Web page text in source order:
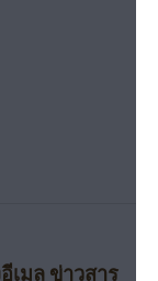
เมล ข่าวสาร